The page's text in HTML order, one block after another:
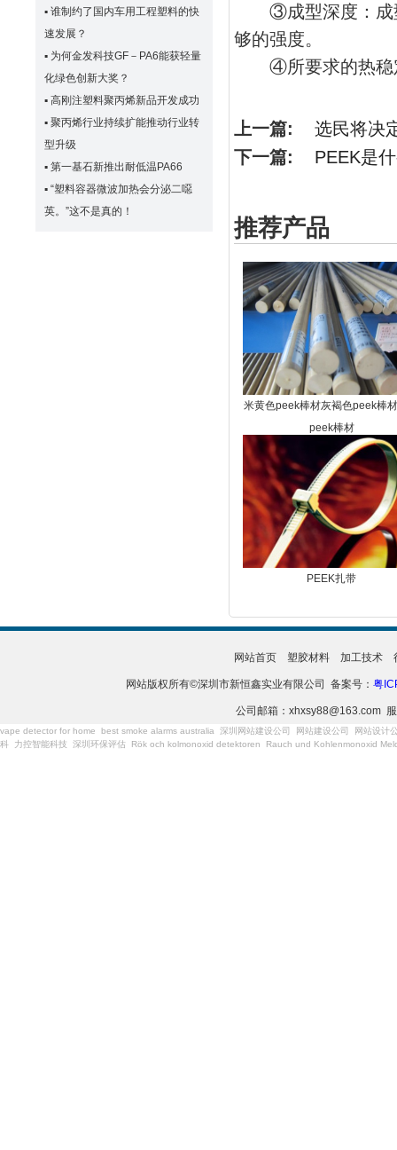
▪ 谁制约了国内车用工程塑料的快
速发展？
▪ 为何金发科技GF－PA6能获轻量
化绿色创新大奖？
▪ 高刚注塑料聚丙烯新品开发成功
▪ 聚丙烯行业持续扩能推动行业转
型升级
▪ 第一基石新推出耐低温PA66
▪ “塑料容器微波加热会分泌二噁
英。”这不是真的！
③成型深度：成型
够的强度。
④所要求的热稳定
上一篇: 选民将决
下一篇: PEEK是
推荐产品
米黄色peek棒材灰褐色peek棒
peek棒材
PEEK扎带
网站首页 塑胶材料 加工技术
网站版权所有©深圳市新恒鑫实业有限公司 备案号： 粤
公司邮箱：xhxsy88@163.com
vape detector for home best smoke alarms australia 深圳网站建设公司 网站建设公司
网站设计
科
力控智能科技 深圳环保评估 Rök och kolmonoxid detektoren Rauch und Kohlenmonoxid